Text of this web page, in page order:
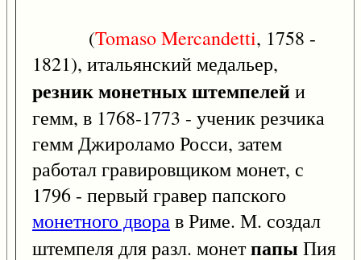
(TomasoMercandetti, 1758 -
1821), итальянский медальер,
резник монетных штемпелейи
гемм, в 1768-1773 - ученик резчика
гемм Джироламо Росси, затем
работал гравировщиком монет, с
1796 - первый гравер папского
монетного дворав Риме. М. создал
штемпеля для разл. монетпапы Пия